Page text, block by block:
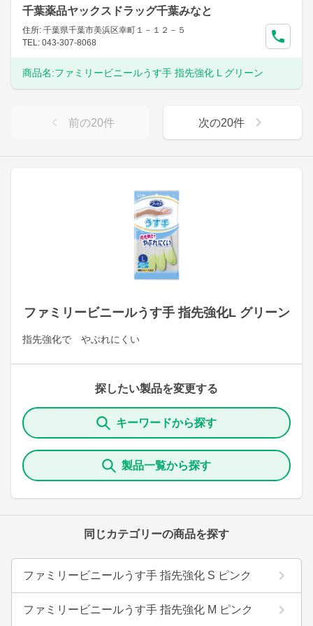
ファミリービニールうす手 指先強化L グリーン
指先強化で やぶれにくい
探したい製品を変更する
キーワードから探す
製品一覧から探す
同じカテゴリーの商品を探す
ファミリービニールうす手 指先強化 S ピンク
ファミリービニールうす手 指先強化 M ピンク
千葉薬品ヤックスドラッグ千葉みなと
住所: 千葉県千葉市美浜区幸町１－１２－５
TEL: 043-307-8068
商品名:ファミリービニールうす手 指先強化 L グリーン
前の20件 次の20件